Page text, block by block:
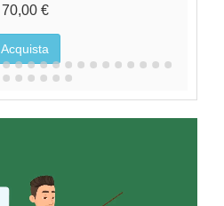
70,00 €
Acquista